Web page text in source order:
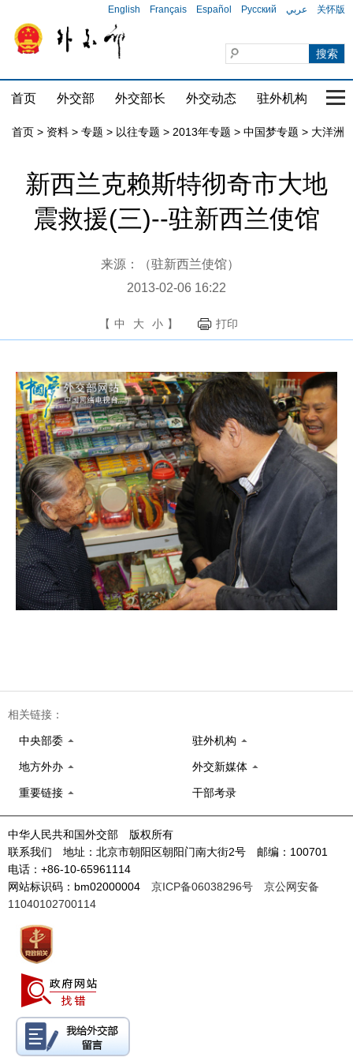
English Français Español Русский عربي 关怀版
首页 外交部 外交部长 外交动态 驻外机构 国
首页 > 资料 > 专题 > 以往专题 > 2013年专题 > 中国梦专题 > 大洋洲
新西兰克赖斯特彻奇市大地
震救援(三)--驻新西兰使馆
来源：（驻新西兰使馆）
2013-02-06 16:22
【 中 大 小 】 打印
相关链接：
中央部委 驻外机构
地方外办 外交新媒体
重要链接 干部考录
中华人民共和国外交部 版权所有
联系我们 地址：北京市朝阳区朝阳门南大街2号 邮编：100701
电话：+86-10-65961114
网站标识码：bm02000004 京ICP备06038296号
京公网安备
11040102700114